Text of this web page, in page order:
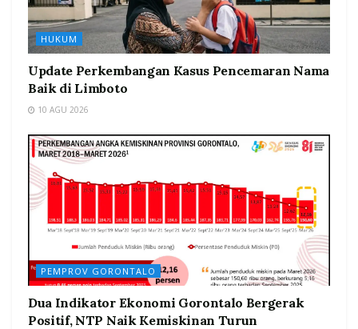
HUKUM
Update Perkembangan Kasus Pencemaran Nama
Baik di Limboto
10 AGU 2026
PEMPROV GORONTALO
Dua Indikator Ekonomi Gorontalo Bergerak
Positif, NTP Naik Kemiskinan Turun